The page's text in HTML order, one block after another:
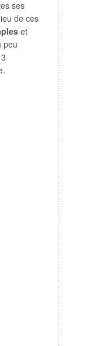
ses
de ces
et
peu